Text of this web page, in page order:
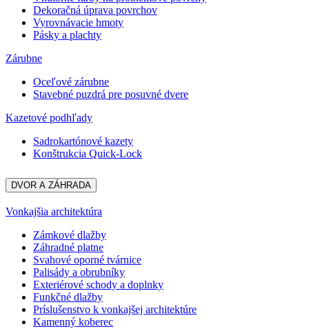
Dekoračná úprava povrchov
Vyrovnávacie hmoty
Pásky a plachty
Zárubne
Oceľové zárubne
Stavebné puzdrá pre posuvné dvere
Kazetové podhľady
Sadrokartónové kazety
Konštrukcia Quick-Lock
DVOR A ZÁHRADA
Vonkajšia architektúra
Zámkové dlažby
Záhradné platne
Svahové oporné tvárnice
Palisády a obrubníky
Exteriérové schody a doplnky
Funkčné dlažby
Príslušenstvo k vonkajšej architektúre
Kamenný koberec